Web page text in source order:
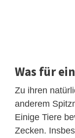
Was für
Zu ihren
anderem
Einige Tiere
Zecken.